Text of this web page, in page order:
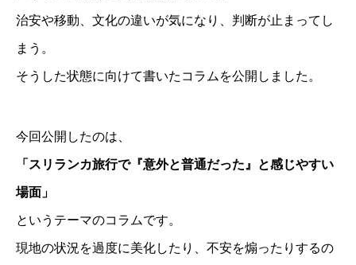
治安や移動、文化の違いが気になり、判断が止まってし
まう。
そうした状態に向けて書いたコラムを公開しました。
今回公開したのは、
「スリランカ旅行で『意外と普通だった』と感じやすい
場面」
というテーマのコラムです。
現地の状況を過度に美化したり、不安を煽ったりするの